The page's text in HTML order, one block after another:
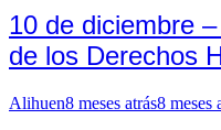
10 de diciembre
de los Derechos
Alihuen8 meses atrás8 meses